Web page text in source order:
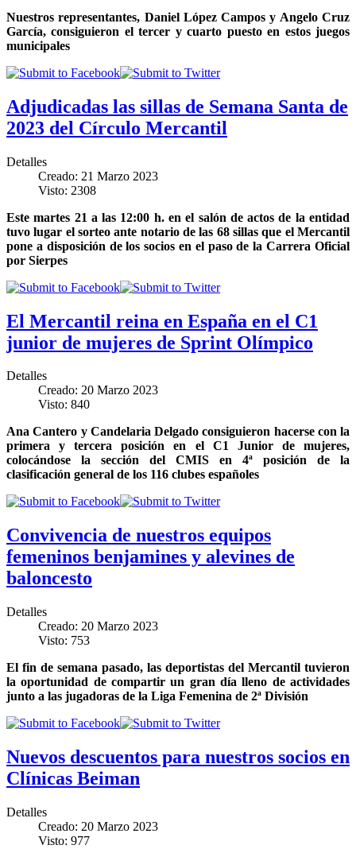
Nuestros representantes, Daniel López Campos y Angelo Cruz
García, consiguieron el tercer y cuarto puesto en estos juegos
municipales
Adjudicadas las sillas de Semana Santa de
2023 del Círculo Mercantil
Detalles
Creado: 21 Marzo 2023
Visto: 2308
Este martes 21 a las 12:00 h. en el salón de actos de la entidad
tuvo lugar el sorteo ante notario de las 68 sillas que el Mercantil
pone a disposición de los socios en el paso de la Carrera Oficial
por Sierpes
El Mercantil reina en España en el C1
junior de mujeres de Sprint Olímpico
Detalles
Creado: 20 Marzo 2023
Visto: 840
Ana Cantero y Candelaria Delgado consiguieron hacerse con la
primera y tercera posición en el C1 Junior de mujeres,
colocándose la sección del CMIS en 4ª posición de la
clasificación general de los 116 clubes españoles
Convivencia de nuestros equipos
femeninos benjamines y alevines de
baloncesto
Detalles
Creado: 20 Marzo 2023
Visto: 753
El fin de semana pasado, las deportistas del Mercantil tuvieron
la oportunidad de compartir un gran día lleno de actividades
junto a las jugadoras de la Liga Femenina de 2ª División
Nuevos descuentos para nuestros socios en
Clínicas Beiman
Detalles
Creado: 20 Marzo 2023
Visto: 977